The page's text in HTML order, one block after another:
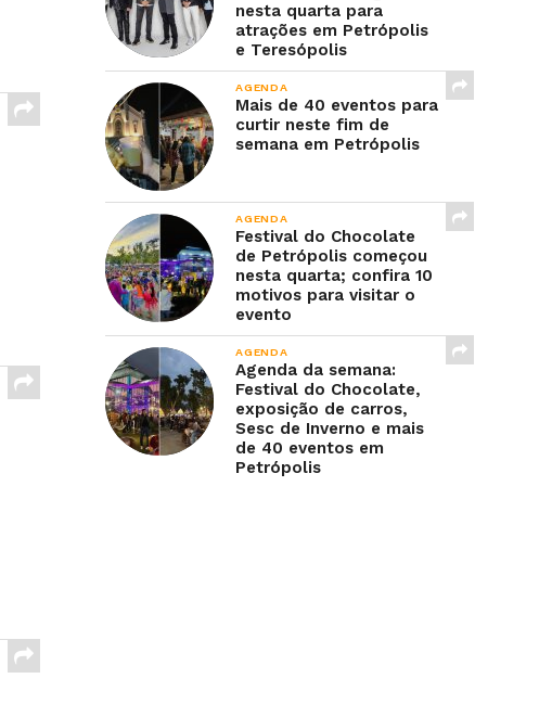
nesta quarta para
atrações em Petrópolis
e Teresópolis
AGENDA
Mais de 40 eventos para
curtir neste fim de
semana em Petrópolis
AGENDA
Festival do Chocolate
de Petrópolis começou
nesta quarta; confira 10
motivos para visitar o
evento
AGENDA
Agenda da semana:
Festival do Chocolate,
exposição de carros,
Sesc de Inverno e mais
de 40 eventos em
Petrópolis